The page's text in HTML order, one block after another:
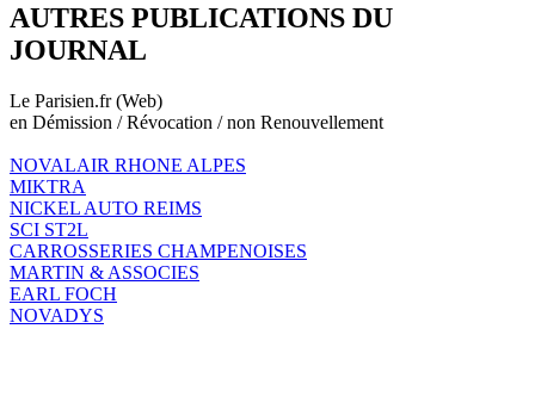
AUTRES PUBLICATIONS DU
JOURNAL
Le Parisien.fr (Web)
en Démission / Révocation / non Renouvellement
NOVALAIR RHONE ALPES
MIKTRA
NICKEL AUTO REIMS
SCI ST2L
CARROSSERIES CHAMPENOISES
MARTIN & ASSOCIES
EARL FOCH
NOVADYS